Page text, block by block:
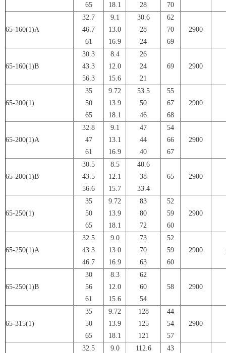
65
18.1
28
70
65-160(1)A
32.7
46.7
61
9.1
13.0
16.9
30.6
28
24
62
70
69
2900
65-160(1)B
30.3
43.3
56.3
8.4
12.0
15.6
26
24
21
69 2900
65-200(1)
35
50
65
9.72
13.9
18.1
53.5
50
46
55
67
68
2900
65-200(1)A
32.8
47
61
9.1
13.1
16.9
47
44
40
54
66
67
2900
65-200(1)B
30.5
43.5
56.6
8.5
12.1
15.7
40.6
38
33.4
65 2900
65-250(1)
35
50
65
9.72
13.9
18.1
83
80
72
52
59
60
2900
65-250(1)A
32.5
43.3
46.7
9.0
13.0
16.9
73
70
63
52
59
60
2900
65-250(1)B
30
56
61
8.3
12.0
15.6
62
60
54
58 2900
65-315(1)
35
50
65
9.72
13.9
18.1
128
125
121
44
54
57
2900
32.5
9.0
112.6
43